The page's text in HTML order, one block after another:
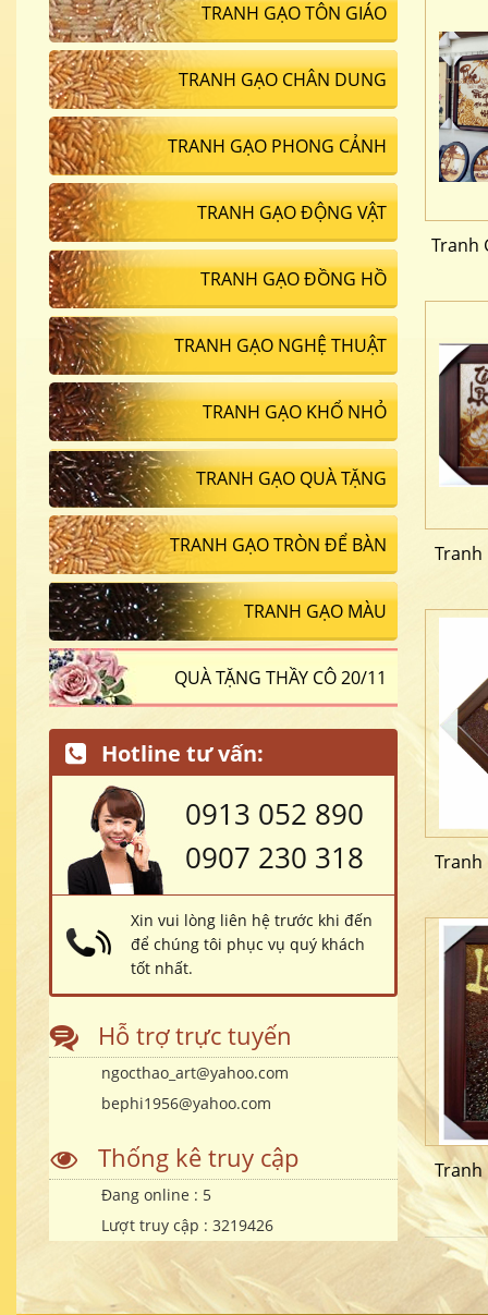
Tranh
Tranh
Tranh
Tranh
TRANH GẠO TÔN GIÁO
TRANH GẠO CHÂN DUNG
TRANH GẠO PHONG CẢNH
TRANH GẠO ĐỘNG VẬT
TRANH GẠO ĐỒNG HỒ
TRANH GẠO NGHỆ THUẬT
TRANH GẠO KHỔ NHỎ
TRANH GẠO QUÀ TẶNG
TRANH GẠO TRÒN ĐỂ BÀN
TRANH GẠO MÀU
QUÀ TẶNG THẦY CÔ 20/11
Hotline tư vấn:
0913 052 890
0907 230 318
Xin vui lòng liên hệ trước khi đến
để chúng tôi phục vụ quý khách
tốt nhất.
Hỗ trợ trực tuyến
ngocthao_art@yahoo.com
bephi1956@yahoo.com
Thống kê truy cập
Đang online : 5
Lượt truy cập : 3219426